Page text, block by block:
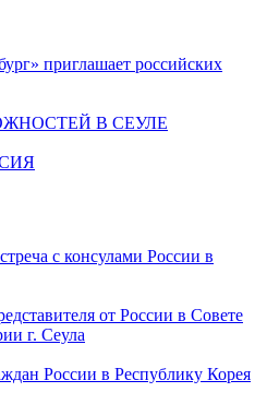
приглашает российских
В СЕУЛЕ
с консулами России в
от России в Совете
г. Сеула
России в Республику Корея